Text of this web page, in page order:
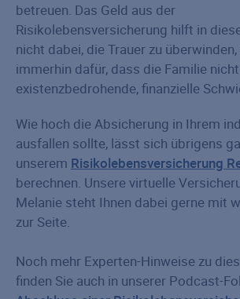
betreuen. Das Geld aus der
Risikolebensversicherung hilft in
nicht dabei, die Trauer zu
immerhin dafür, dass die Familie
existenzbedrohende, finanzielle
Wie hoch die Absicherung in Ihrem
ausfallen sollte, lässt sich übrigens
unserem Risikolebensversicherung
berechnen. Unsere virtuelle
Melanie steht Ihnen dabei gerne mit
zur Seite.
Noch mehr Experten-Hinweise zu
finden Sie auch in unserer Podcast-